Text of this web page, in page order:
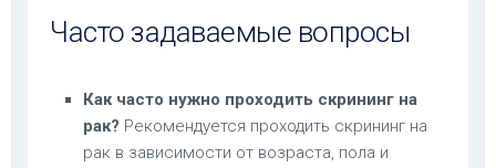
Часто задаваемые вопросы
Как часто нужно проходить скрининг на
рак? Рекомендуется проходить скрининг на
рак в зависимости от возраста, пола и